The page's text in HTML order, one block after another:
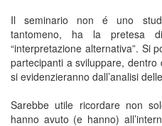
Il seminario non é uno
tantomeno, ha la pretesa
“interpretazione alternativa”. Si
partecipanti a sviluppare,
si evidenzieranno dall’analisi
Sarebbe utile ricordare non
hanno avuto (e hanno)